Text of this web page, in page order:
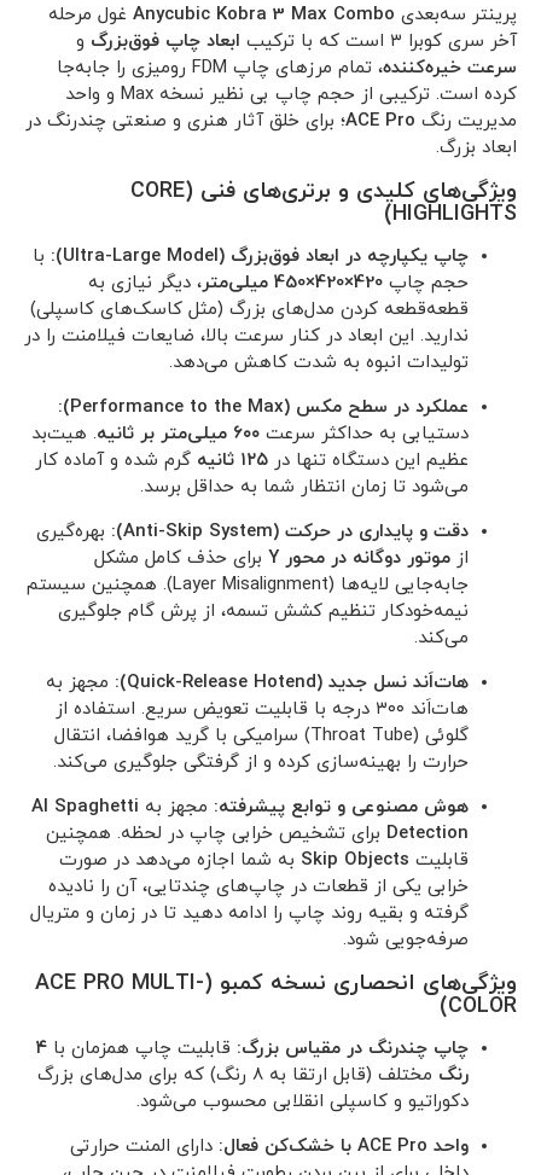
پرینتر سه‌بعدی Anycubic Kobra 3 Max Combo غول مرحله
آخر سری کوبرا ۳ است که با ترکیب
ابعاد چاپ فوق‌بزرگ و
سرعت خیره‌کننده
، تمام مرزهای چاپ FDM رومیزی را جابه‌جا
کرده است. ترکیبی از حجم چاپ بی نظیر نسخه Max و واحد
مدیریت رنگ ACE Pro؛ برای خلق آثار هنری و صنعتی چندرنگ در
ابعاد بزرگ.
ویژگی‌های کلیدی و برتری‌های فنی (CORE
HIGHLIGHTS)
چاپ یکپارچه در ابعاد فوق‌بزرگ (Ultra-Large Model):
با
حجم چاپ 420×420×450 میلی‌متر
، دیگر نیازی به
قطعه‌قطعه کردن مدل‌های بزرگ (مثل کاسک‌های کاسپلی)
ندارید. این ابعاد در کنار سرعت بالا، ضایعات فیلامنت را در
تولیدات انبوه به شدت کاهش می‌دهد.
عملکرد در سطح مکس (Performance to the Max):
دستیابی به حداکثر سرعت ۶۰۰ میلی‌متر بر ثانیه
. هیت‌بد
عظیم این دستگاه تنها در ۱۲۵ ثانیه
گرم شده و آماده کار
می‌شود تا زمان انتظار شما به حداقل برسد.
دقت و پایداری در حرکت (Anti-Skip System):
بهره‌گیری
از موتور دوگانه در محور Y
برای حذف کامل مشکل
جابه‌جایی لایه‌ها (Layer Misalignment). همچنین سیستم
نیمه‌خودکار تنظیم کشش تسمه، از پرش گام جلوگیری
می‌کند.
هات‌اَند نسل جدید (Quick-Release Hotend):
مجهز به
هات‌اَند ۳۰۰ درجه با قابلیت تعویض سریع. استفاده از
گلوئی (Throat Tube) سرامیکی با گرید هوافضا، انتقال
حرارت را بهینه‌سازی کرده و از گرفتگی جلوگیری می‌کند.
هوش مصنوعی و توابع پیشرفته: مجهز به AI Spaghetti
Detection برای تشخیص خرابی چاپ در لحظه. همچنین
قابلیت Skip Objects به شما اجازه می‌دهد در صورت
خرابی یکی از قطعات در چاپ‌های چندتایی، آن را نادیده
گرفته و بقیه روند چاپ را ادامه دهید تا در زمان و متریال
صرفه‌جویی شود.
ویژگی‌های انحصاری نسخه کمبو (ACE PRO MULTI-
COLOR)
چاپ چندرنگ در مقیاس بزرگ: قابلیت چاپ همزمان با ۴
رنگ
مختلف (قابل ارتقا به ۸ رنگ) که برای مدل‌های بزرگ
دکوراتیو و کاسپلی انقلابی محسوب می‌شود.
واحد ACE Pro با خشک‌کن فعال:
دارای المنت حرارتی